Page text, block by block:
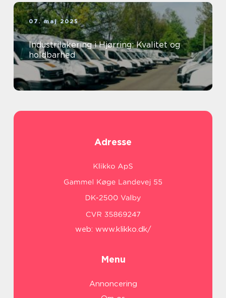
07. maj 2025
Industrilakering i Hjørring: Kvalitet og
holdbarhed
Adresse
web: www.klikko.dk/
Menu
Annoncering